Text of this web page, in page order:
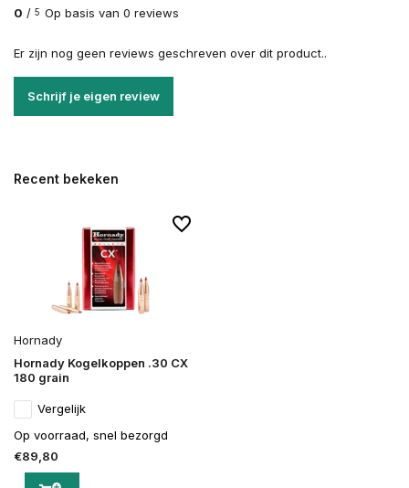
0 / 5 Op basis van 0 reviews
Er zijn nog geen reviews geschreven over dit product..
Schrijf je eigen review
Recent bekeken
Hornady
Hornady Kogelkoppen .30 CX
180 grain
Vergelijk
Op voorraad, snel bezorgd
€89,80